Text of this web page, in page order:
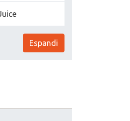
Espandi